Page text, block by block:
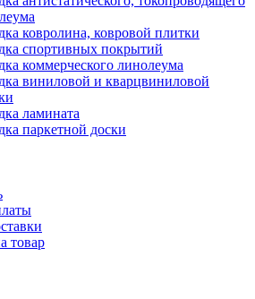
ковролина, ковровой плитки
спортивных покрытий
коммерческого линолеума
виниловой и кварцвиниловой
ламината
паркетной доски
товар